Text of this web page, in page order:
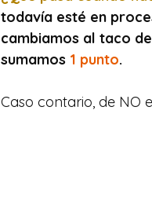
todavía esté en
cambiamos al taco de
sumamos 1 punto.
Caso contario, de NO